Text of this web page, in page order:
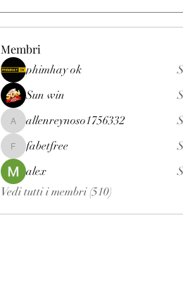
Membri
phimhay ok
Sun win
allenreynoso1756332
allenreynoso1756332
fabetfree
fabetfree
alex
Vedi tutti i membri (510)